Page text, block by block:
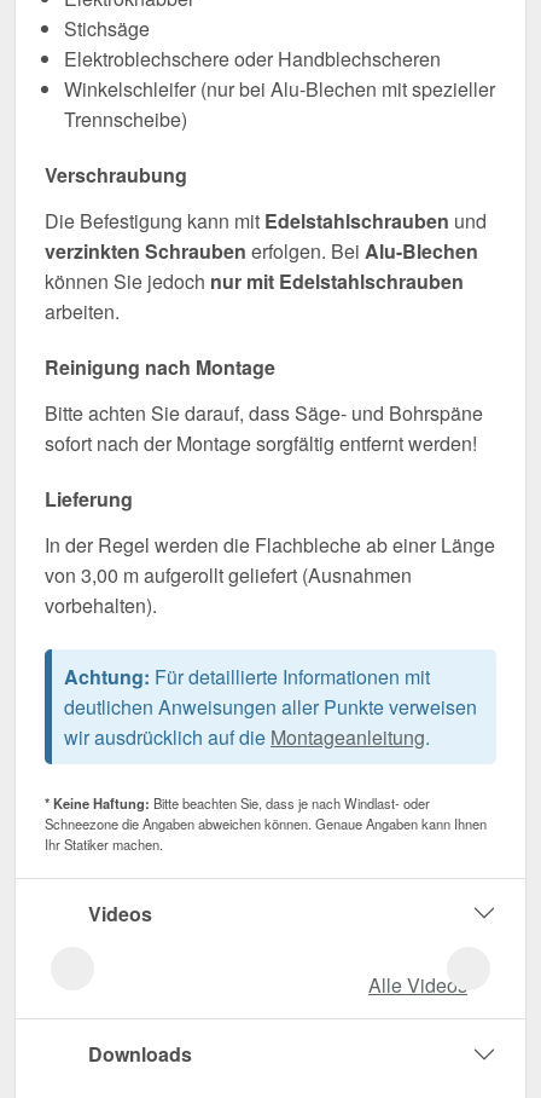
Stichsäge
Elektroblechschere oder Handblechscheren
Winkelschleifer (nur bei Alu-Blechen mit spezieller
Trennscheibe)
Verschraubung
Die Befestigung kann mit Edelstahlschrauben und
verzinkten Schrauben erfolgen. Bei Alu-Blechen
können Sie jedoch nur mit Edelstahlschrauben
arbeiten.
Reinigung nach Montage
Bitte achten Sie darauf, dass Säge- und Bohrspäne
sofort nach der Montage sorgfältig entfernt werden!
Lieferung
In der Regel werden die Flachbleche ab einer Länge
von 3,00 m aufgerollt geliefert (Ausnahmen
vorbehalten).
Achtung: Für detaillierte Informationen mit
deutlichen Anweisungen aller Punkte verweisen
wir ausdrücklich auf die Montageanleitung.
* Keine Haftung: Bitte beachten Sie, dass je nach Windlast- oder
Schneezone die Angaben abweichen können. Genaue Angaben kann Ihnen
Ihr Statiker machen.
Videos
Alle Videos
Downloads